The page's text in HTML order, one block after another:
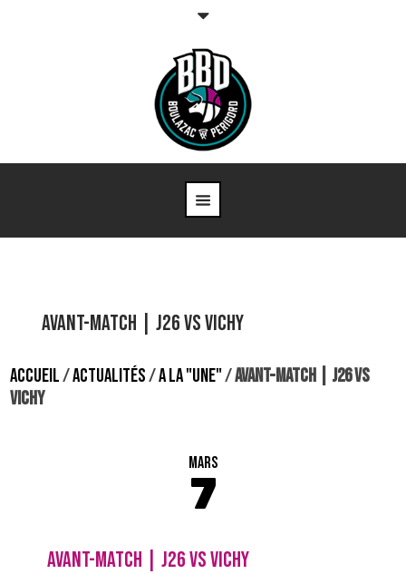
Avant-match | J26 vs Vichy
ACCUEIL/ACTUALITÉS/A LA "UNE"/AVANT-MATCH | J26 VS
VICHY
MARS
7
AVANT-MATCH | J26 VS VICHY